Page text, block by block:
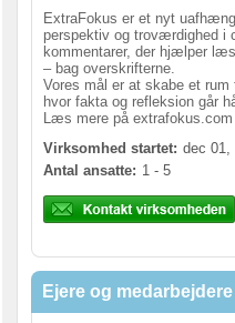
ExtraFokus er et nyt
perspektiv og troværdighed i
kommentarer, der hjælper
– bag overskrifterne.
Vores mål er at skabe et
hvor fakta og refleksion går
Læs mere på extrafokus.com
Virksomhed startet: dec 01,
Antal ansatte: 1 - 5
Ejere og medarbejdere